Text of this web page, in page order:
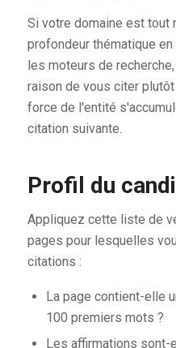
Si votre domaine est tout
profondeur thématique
les moteurs de
raison de vous citer
force de l'entité
citation suivante.
Profil du
Appliquez cette liste de
pages pour lesquelles
citations :
La page contient-elle
100 premiers mots ?
Les affirmations sont-